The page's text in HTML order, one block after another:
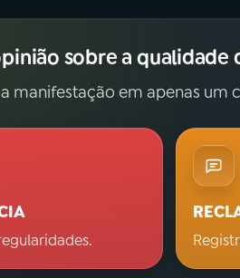
sobre a
manifestação em apenas um